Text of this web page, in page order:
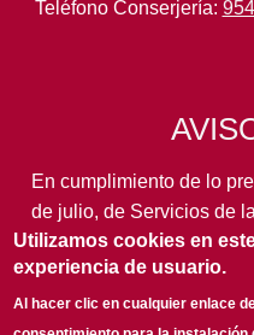
Teléfono Conserjería:
En cumplimiento de lo
de julio, de Servicios de
de Comercio Electrónico,
legal aplicación, se
usuarios de este portal
Utilizamos cookies en
experiencia de usuario.
Al hacer clic en cualquier enlace